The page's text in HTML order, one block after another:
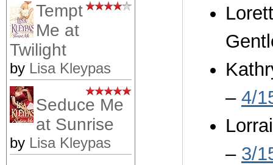
Tempt
Me at
Twilight
by Lisa Kleypas
Seduce Me
at Sunrise
by Lisa Kleypas
– 4/
– 3/